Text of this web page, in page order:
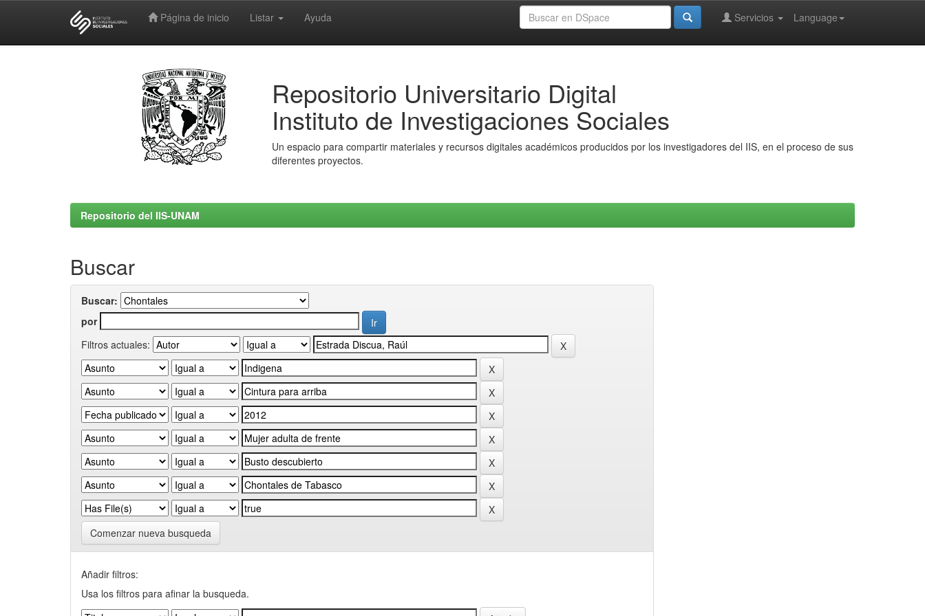
Página de inicio Listar Ayuda Language
Servicios
Repositorio Universitario Digital
Instituto de Investigaciones Sociales
Un espacio para compartir materiales y recursos digitales académicos producidos por los investigadores del IIS, en el proceso de sus
diferentes proyectos.
Repositorio del IIS-UNAM
Buscar
Buscar:
por
Filtros actuales:
Comenzar nueva busqueda
Añadir filtros:
Usa los filtros para afinar la busqueda.